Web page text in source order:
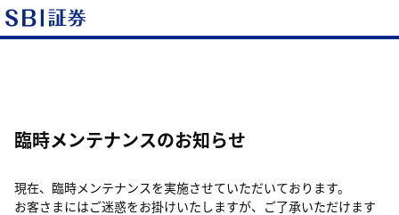
臨時メンテナンスのお知らせ
現在、臨時メンテナンスを実施させていただいております。
お客さまにはご迷惑をお掛けいたしますが、ご了承いただけます